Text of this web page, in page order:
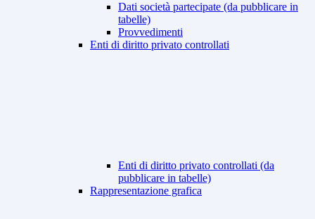
Dati società partecipate (da pubblicare in
tabelle)
Provvedimenti
Enti di diritto privato controllati
Enti di diritto privato controllati (da
pubblicare in tabelle)
Rappresentazione grafica